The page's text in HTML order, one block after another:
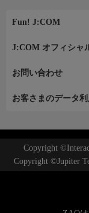
Fun! J:COM
J:COM オフィシャ
お問い合わせ
お客さまのデータ
Copyright
Copyright ©Jupiter